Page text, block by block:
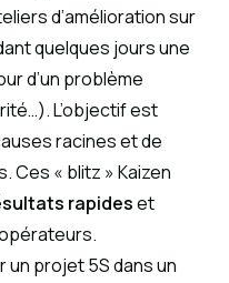
d’amélioration sur
quelques jours une
d’un problème
L’objectif est
racines et de
Ces « blitz » Kaizen
rapideset
un projet 5S dans un